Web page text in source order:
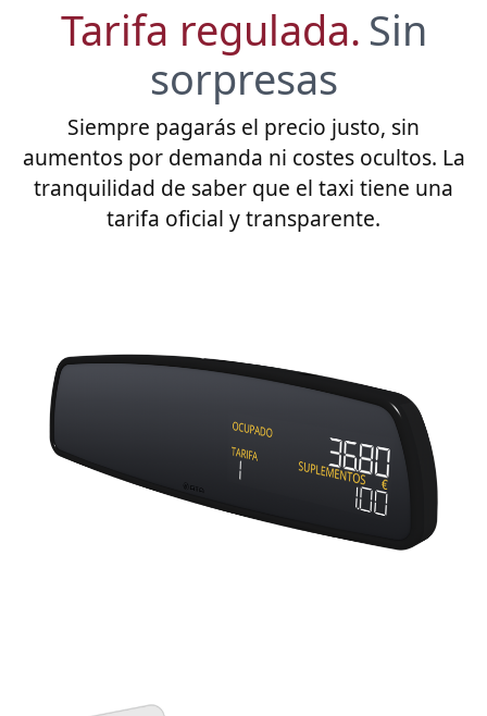
Tarifa regulada. Sin
sorpresas
Siempre pagarás el precio justo, sin
aumentos por demanda ni costes ocultos. La
tranquilidad de saber que el taxi tiene una
tarifa oficial y transparente.